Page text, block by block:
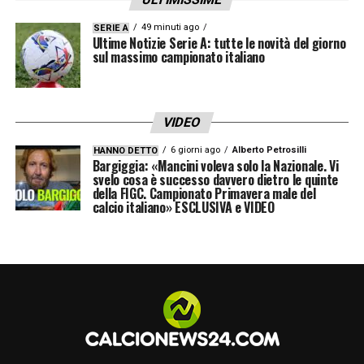
SERIE A 49 minuti ago
Ultime Notizie Serie A: tutte le novità del giorno
sul massimo campionato italiano
VIDEO
HANNO DETTO 6 giorni ago Alberto Petrosilli
Bargiggia: «Mancini voleva solo la Nazionale. Vi
svelo cosa è successo davvero dietro le quinte
della FIGC. Campionato Primavera male del
calcio italiano» ESCLUSIVA e VIDEO